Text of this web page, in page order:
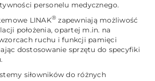
personelu medycznego.
LINAK® zapewniają możliwość
położenia, opartej m.in. na
ruchu i funkcji pamięci
dostosowanie sprzętu do specyfiki
siłowników do różnych